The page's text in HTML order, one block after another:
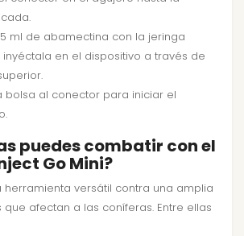
ml de abamectina con la jeringa
en el dispositivo a través de
bolsa al conector para iniciar el
puedes combatir con el
Go Mini?
herramienta versátil contra una amplia
afectan a las coníferas. Entre ellas